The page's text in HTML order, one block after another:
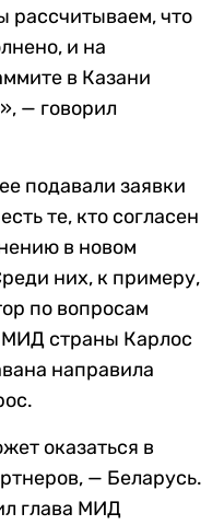
рассчитываем, что
и на
в Казани
— говорил
подавали заявки
те, кто согласен
в новом
них, к примеру,
по вопросам
страны Карлос
направила
оказаться в
— Беларусь.
глава МИД